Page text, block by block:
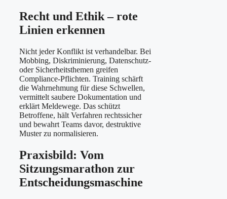
Recht und Ethik – rote
Linien erkennen
Nicht jeder Konflikt ist verhandelbar. Bei
Mobbing, Diskriminierung, Datenschutz-
oder Sicherheitsthemen greifen
Compliance-Pflichten. Training schärft
die Wahrnehmung für diese Schwellen,
vermittelt saubere Dokumentation und
erklärt Meldewege. Das schützt
Betroffene, hält Verfahren rechtssicher
und bewahrt Teams davor, destruktive
Muster zu normalisieren.
Praxisbild: Vom
Sitzungsmarathon zur
Entscheidungsmaschine